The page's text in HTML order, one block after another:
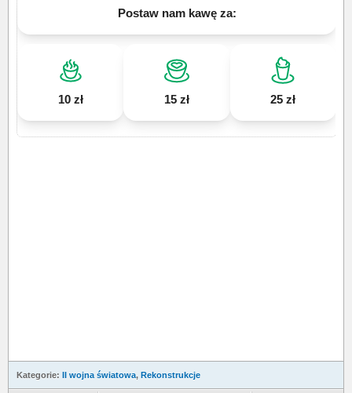
Postaw nam kawę za:
10 zł 15 zł 25 zł
Kategorie: II wojna światowa, Rekonstrukcje